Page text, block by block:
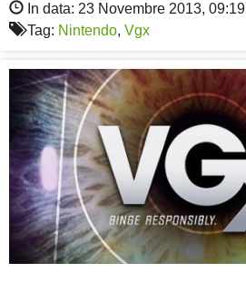
In data: 23 Novembre 2013, 09:19
Tag: Nintendo, Vgx